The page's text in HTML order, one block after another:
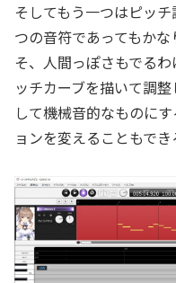
そしてもう一つはピッ
つの音符であってもか
そ、人間っぽさもでる
ッチカーブを描いて調
して機械音的なものに
ョンを変えることもでき